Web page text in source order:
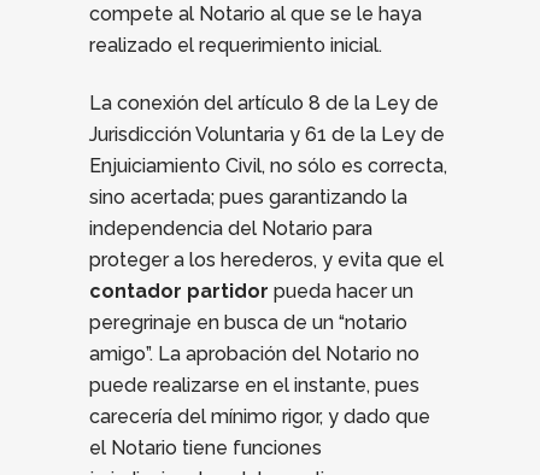
compete al Notario al que se le haya
realizado el requerimiento inicial.
La conexión del artículo 8 de la Ley de
Jurisdicción Voluntaria y 61 de la Ley de
Enjuiciamiento Civil, no sólo es correcta,
sino acertada; pues garantizando la
independencia del Notario para
proteger a los herederos, y evita que el
contador partidor pueda hacer un
peregrinaje en busca de un “notario
amigo”. La aprobación del Notario no
puede realizarse en el instante, pues
carecería del mínimo rigor, y dado que
el Notario tiene funciones